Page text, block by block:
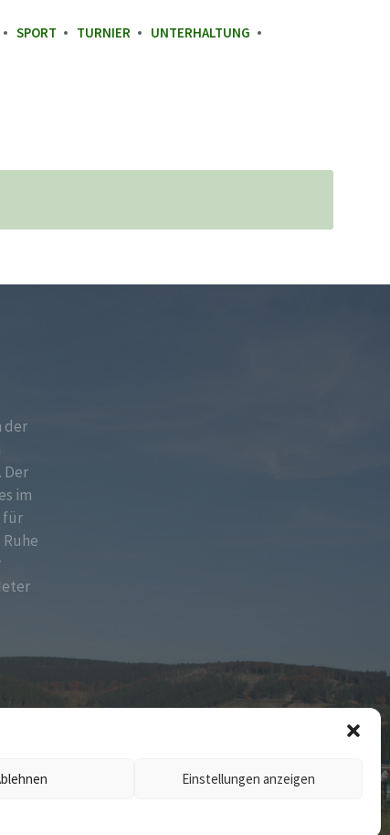
Einstellungen anzeigen
SPORT TURNIER
UNTERHALTUNG
der
Der
im
für